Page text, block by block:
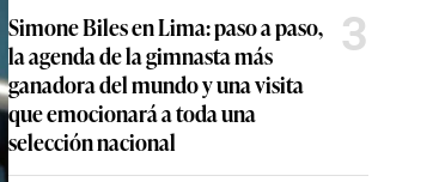
Simone Biles en Lima: paso a paso,
la agenda de la gimnasta más
ganadora del mundo y una visita
que emocionará a toda una
selección nacional
3